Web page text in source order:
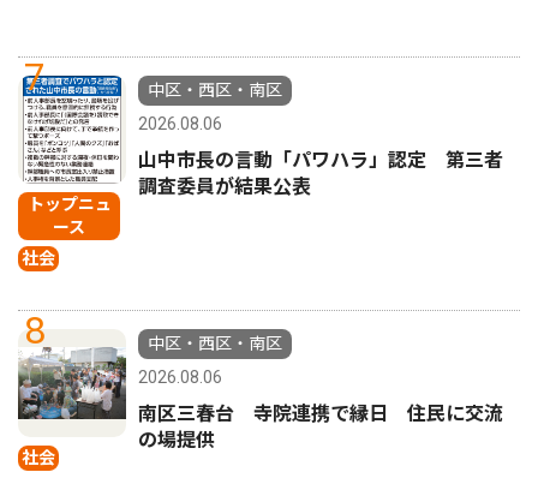
7
トップニュ
ース
社会
中区・西区・南区
2026.08.06
山中市長の言動「パワハラ」認定 第三者
調査委員が結果公表
8
社会
中区・西区・南区
2026.08.06
南区三春台 寺院連携で縁日 住民に交流
の場提供